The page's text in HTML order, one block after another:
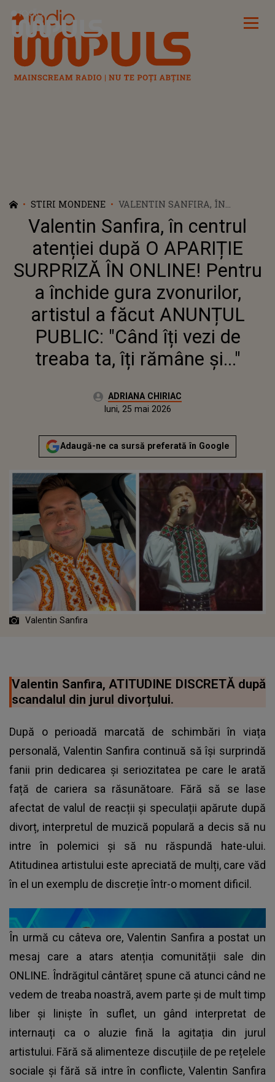
Radio Impuls
STIRI MONDENE
VALENTIN SANFIRA, ÎN
CENTRUL ATENȚIEI DUPĂ O
APARIȚIE SURPRIZĂ ÎN ONLINE!
PENTRU A ÎNCHIDE GURA
ZVONURILOR, ARTISTUL A
FĂCUT ANUNȚUL PUBLIC:
ÎȚI RĂMÂNE ȘI..."
Valentin Sanfira, în centrul
atenției după O APARIȚIE
SURPRIZĂ ÎN ONLINE! Pentru
a închide gura zvonurilor,
artistul a făcut ANUNȚUL
PUBLIC: "Când îți vezi de
treaba ta, îți rămâne și..."
Autor:ADRIANA CHIRIAC
Actualizat:
luni, 25 mai 2026
Adaugă-ne ca sursă preferată în Google
Valentin Sanfira
Valentin Sanfira, ATITUDINE DISCRETĂ după
scandalul din jurul divorțului.
După o perioadă marcată de schimbări în viața
personală, Valentin Sanfira continuă să își surprindă
fanii prin dedicarea și seriozitatea pe care le arată
față de cariera sa răsunătoare. Fără să se lase
afectat de valul de reacții și speculații apărute după
divorț, interpretul de muzică populară a decis să nu
intre în polemici și să nu răspundă hate-ului.
Atitudinea artistului este apreciată de mulți, care văd
în el un exemplu de discreție într-o moment dificil.
În urmă cu câteva ore, Valentin Sanfira a postat un
mesaj care a atars atenția comunității sale din
ONLINE. Îndrăgitul cântăreț spune că atunci când ne
vedem de treaba noastră, avem parte și de mult timp
liber și liniște în suflet, un gând interpretat de
internauți ca o aluzie fină la agitația din jurul
artistului. Fără să alimenteze discuțiile de pe rețelele
sociale și fără să intre în conflicte, Valentin Sanfira